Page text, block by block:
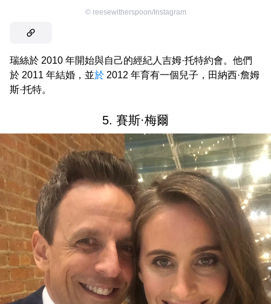
© reesewitherspoon/Instagram
瑞絲於 2010 年開始與自己的經紀人吉姆·托特約會。他們
於 2011 年結婚，並於 2012 年育有一個兒子，田納西·詹姆
斯·托特。
5. 賽斯·梅爾